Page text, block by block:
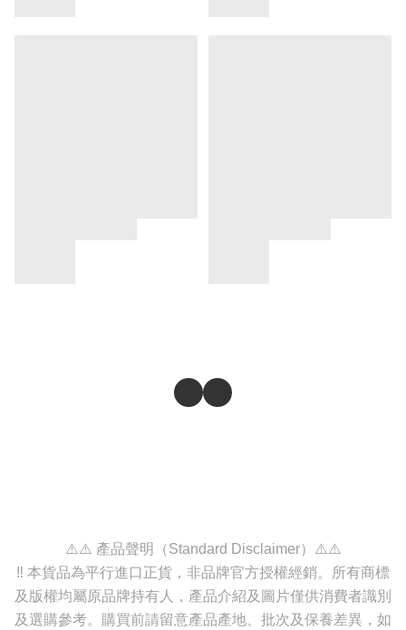
⚠️⚠️ 產品聲明（Standard Disclaimer）⚠️⚠️
‼️ 本貨品為平行進口正貨，非品牌官方授權經銷。所有商標
及版權均屬原品牌持有人，產品介紹及圖片僅供消費者識別
及選購參考。購買前請留意產品產地、批次及保養差異，如